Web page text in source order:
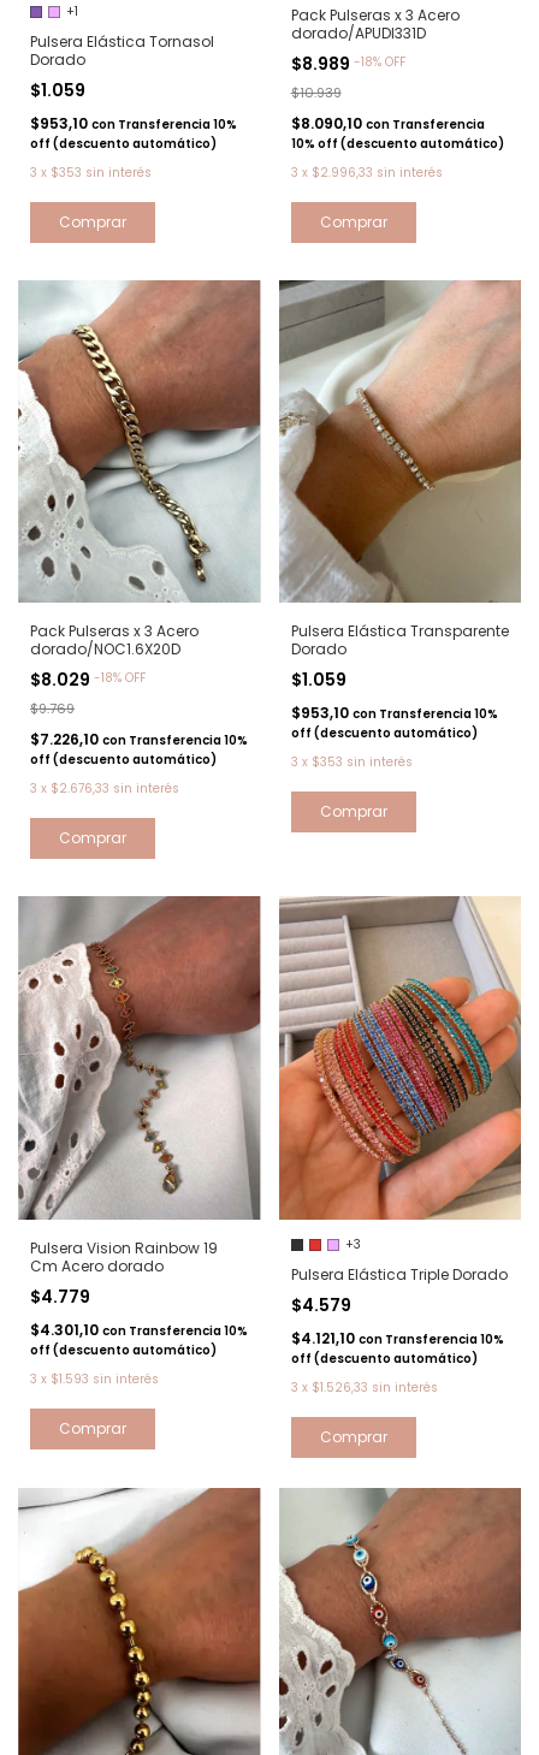
+1
Pulsera Elástica Tornasol
Dorado
$1.059
$953,10 con Transferencia 10%
off (descuento automático)
3 x $353 sin interés
Comprar
Pack Pulseras x 3 Acero
dorado/APUDI331D
$8.989 -18% OFF
$10.939
$8.090,10 con Transferencia
10% off (descuento automático)
3 x $2.996,33 sin interés
Pack Pulseras x 3 Acero
dorado/NOC1.6X20D
$8.029 -18% OFF
$9.769
$7.226,10 con Transferencia 10%
off (descuento automático)
3 x $2.676,33 sin interés
Pulsera Elástica Transparente
Dorado
$1.059
$953,10 con Transferencia 10%
off (descuento automático)
3 x $353 sin interés
Pulsera Vision Rainbow 19
Cm Acero dorado
$4.779
$4.301,10 con Transferencia 10%
off (descuento automático)
3 x $1.593 sin interés
+3
Pulsera Elástica Triple Dorado
$4.579
$4.121,10 con Transferencia 10%
off (descuento automático)
3 x $1.526,33 sin interés
Comprar